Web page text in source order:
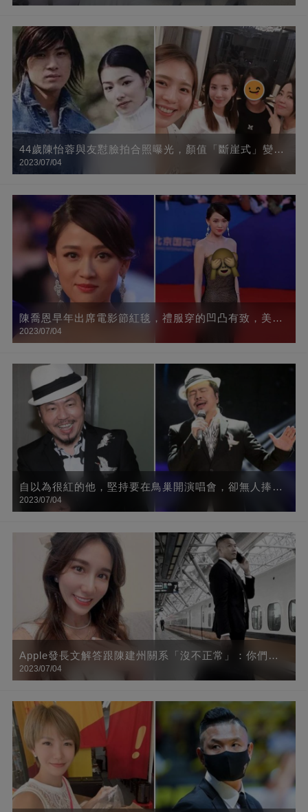
44歲陳怡蓉與友懟臉拍合照曝光，顏值「斷崖式」變化
讓人認不出：昔日女神竟成路人臉！
2023/07/04
陳喬恩早年出席電影節紅毯，禮服穿的凹凸有致，美得
一點不像70后
2023/07/04
自以為很紅的他，堅持要在鳥巢開演唱會，卻無人捧場
「賠千萬豪宅」
2023/07/04
Apple發長文解答跟陳建州關系「沒不正常」：你們抹
黑的是一個女生清白
2023/07/04